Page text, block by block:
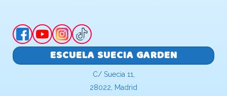
ESCUELA SUECIA GARDEN
C/ Suecia 11,
28022, Madrid